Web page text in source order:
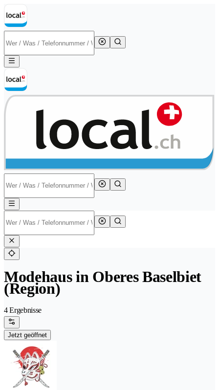
Modehaus in Oberes Baselbiet
(Region)
4 Ergebnisse
Jetzt geöffnet